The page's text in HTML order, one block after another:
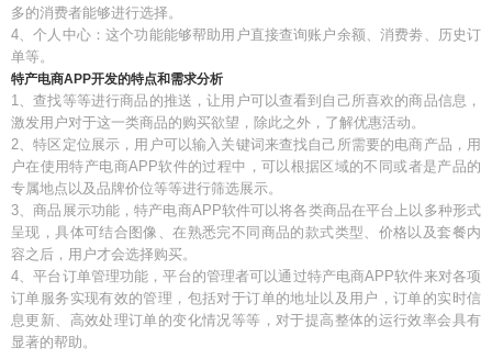
多的消费者能够进行选择。
4、个人中心：这个功能能够帮助用户直接查询账户余额、消费劵、历史订
单等。
特产电商APP开发的特点和需求分析
1、查找等等进行商品的推送，让用户可以查看到自己所喜欢的商品信息，
激发用户对于这一类商品的购买欲望，除此之外，了解优惠活动。
2、特区定位展示，用户可以输入关键词来查找自己所需要的电商产品，用
户在使用特产电商APP软件的过程中，可以根据区域的不同或者是产品的
专属地点以及品牌价位等等进行筛选展示。
3、商品展示功能，特产电商APP软件可以将各类商品在平台上以多种形式
呈现，具体可结合图像、在熟悉完不同商品的款式类型、价格以及套餐内
容之后，用户才会选择购买。
4、平台订单管理功能，平台的管理者可以通过特产电商APP软件来对各项
订单服务实现有效的管理，包括对于订单的地址以及用户，订单的实时信
息更新、高效处理订单的变化情况等等，对于提高整体的运行效率会具有
显著的帮助。